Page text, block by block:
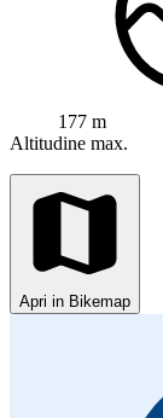
177 m
Altitudine max.
Apri in Bikemap